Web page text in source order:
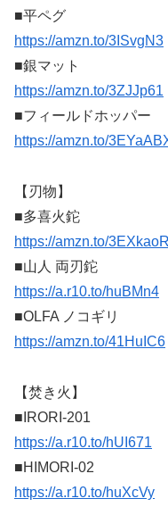
■平ペグ
https://amzn.to/3ISvgN3
■銀マット
https://amzn.to/3ZJJp61
■フィールドホッパー
https://amzn.to/
【刃物】
■多喜火鉈
https://amzn.to/3EXkaoR
■山人 両刃鉈
https://a.r10.to/huBMn4
■OLFA ノコギリ
https://amzn.to/41HuIC6
【焚き火】
■IRORI-201
https://a.r10.to/hUI671
■HIMORI-02
https://a.r10.to/huXcVy